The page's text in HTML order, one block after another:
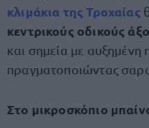
κλιμάκια της Τροχαίας
κεντρικούς οδικούς
και σημεία με
πραγματοποιώντας
Στο μικροσκόπιο